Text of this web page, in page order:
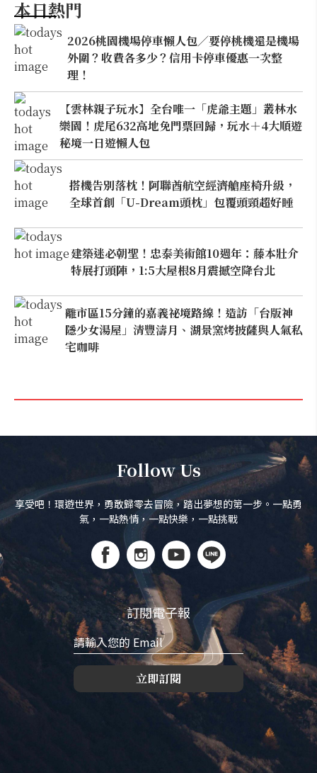
本日熱門
2026桃園機場停車懶人包／要停桃機還是機場
外圍？收費各多少？信用卡停車優惠一次整
理！
【雲林親子玩水】全台唯一「虎爺主題」叢林水
樂園！虎尾632高地免門票回歸，玩水＋4大順遊
秘境一日遊懶人包
搭機告別落枕！阿聯酋航空經濟艙座椅升級，
全球首創「U-Dream頭枕」包覆頭頸超好睡
建築迷必朝聖！忠泰美術館10週年：藤本壯介
特展打頭陣，1:5大屋根8月震撼空降台北
離市區15分鐘的嘉義祕境路線！造訪「台版神
隱少女湯屋」清豐濤月、湖景窯烤披薩與人氣私
宅咖啡
Follow Us
享受吧！環遊世界，勇敢歸零去冒險，踏出夢想的第一步。一點勇
氣，一點熱情，一點快樂，一點挑戰
訂閱電子報
立即訂閱